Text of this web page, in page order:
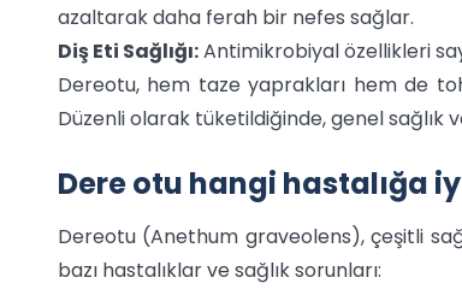
azaltarak daha ferah bir nefes sağlar.
Diş Eti Sağlığı:Antimikrobiyal özellikleri
Dereotu, hem taze yaprakları hem de
Düzenli olarak tüketildiğinde, genel sağlık
Dere otu hangi hastalığa
Dereotu (Anethum graveolens), çeşitli
bazı hastalıklar ve sağlık sorunları: